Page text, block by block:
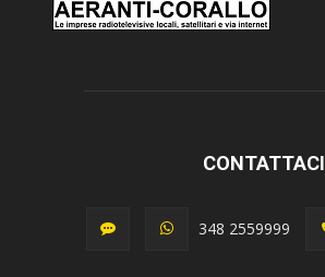
CONTATTACI
348 2559999